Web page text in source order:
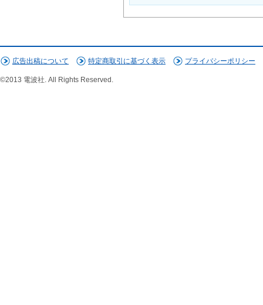
広告出稿について 特定商取引に基づく表示 プライバシーポリシー
©2013 電波社. All Rights Reserved.